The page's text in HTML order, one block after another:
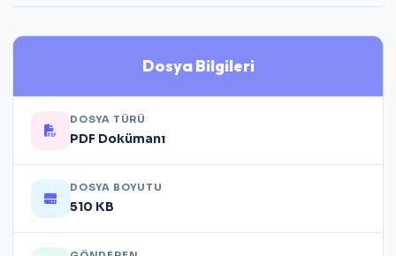
Dosya Bilgileri
DOSYA TÜRÜ
PDF Dokümanı
DOSYA BOYUTU
510 KB